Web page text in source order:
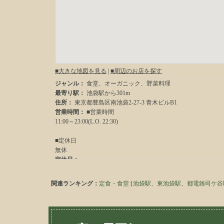
関連ランキング： 定食・食堂 | 池袋駅、 東池袋駅、 都電雑司ケ